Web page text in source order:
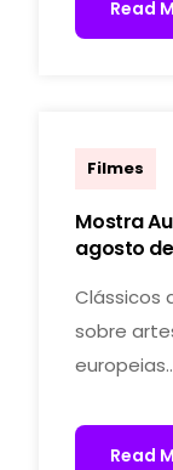
Read
Filmes
Mostra
agosto
Clássicos
sobre
Read